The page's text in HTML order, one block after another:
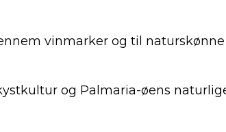
vinmarker og til naturskønne
og Palmaria-øens